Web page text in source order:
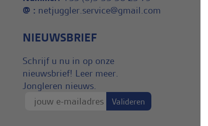
@ : netjuggler.service@gmail.com
NIEUWSBRIEF
Schrijf u nu in op onze
nieuwsbrief! Leer meer.
Jongleren nieuws.